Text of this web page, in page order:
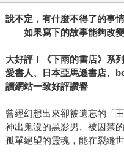
說不定，有什麼不得了的事情
如果寫下的故事能夠改
大好評！《下雨的書店》系
愛書人、日本亞馬遜書店、
讀網站一致好評讚譽
曾經幻想出來卻被遺忘的「
神出鬼沒的黑影男、被囚禁
孤單絕望的靈魂，能在裂縫